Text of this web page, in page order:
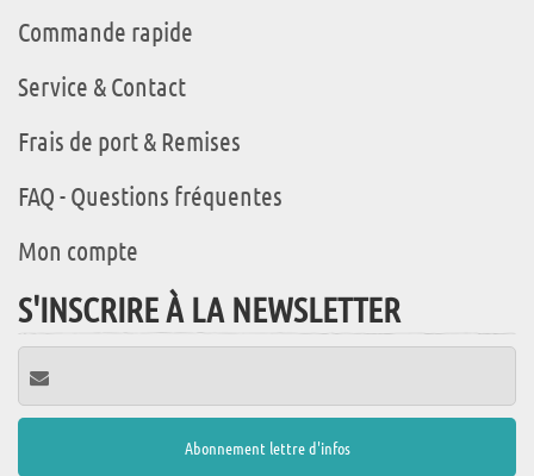
Commande rapide
Service & Contact
Frais de port & Remises
FAQ - Questions fréquentes
Mon compte
S'INSCRIRE À LA NEWSLETTER